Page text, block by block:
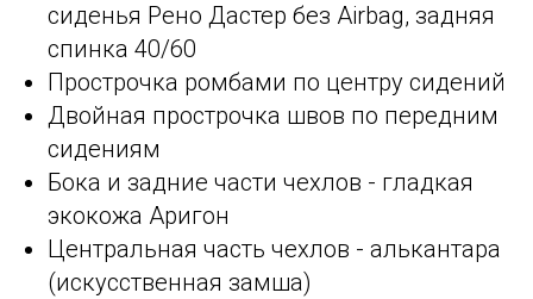
сиденья Рено Дастер без Airbag, задняя
спинка 40/60
Прострочка ромбами по центру сидений
Двойная прострочка швов по передним
сидениям
Бока и задние части чехлов - гладкая
экокожа Аригон
Центральная часть чехлов - алькантара
(искусственная замша)